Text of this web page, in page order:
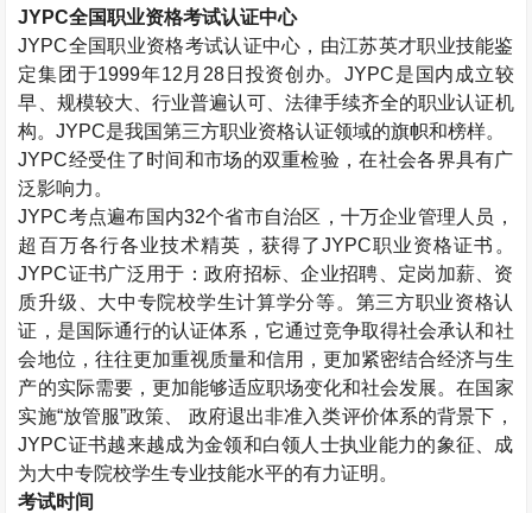
JYPC全国职业资格考试认证中心
JYPC全国职业资格考试认证中心，由江苏英才职业技能鉴
定集团于1999年12月28日投资创办。JYPC是国内成立较
早、规模较大、行业普遍认可、法律手续齐全的职业认证机
构。JYPC是我国第三方职业资格认证领域的旗帜和榜样。
JYPC经受住了时间和市场的双重检验，在社会各界具有广
泛影响力。
JYPC考点遍布国内32个省市自治区，十万企业管理人员，
超百万各行各业技术精英，获得了JYPC职业资格证书。
JYPC证书广泛用于：政府招标、企业招聘、定岗加薪、资
质升级、大中专院校学生计算学分等。第三方职业资格认
证，是国际通行的认证体系，它通过竞争取得社会承认和社
会地位，往往更加重视质量和信用，更加紧密结合经济与生
产的实际需要，更加能够适应职场变化和社会发展。在国家
实施“放管服”政策、 政府退出非准入类评价体系的背景下，
JYPC证书越来越成为金领和白领人士执业能力的象征、成
为大中专院校学生专业技能水平的有力证明。
考试时间